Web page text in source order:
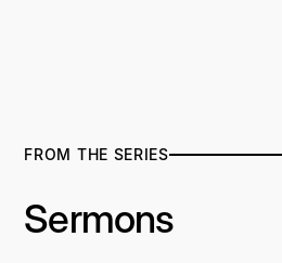
FROM THE SERIES
Sermons